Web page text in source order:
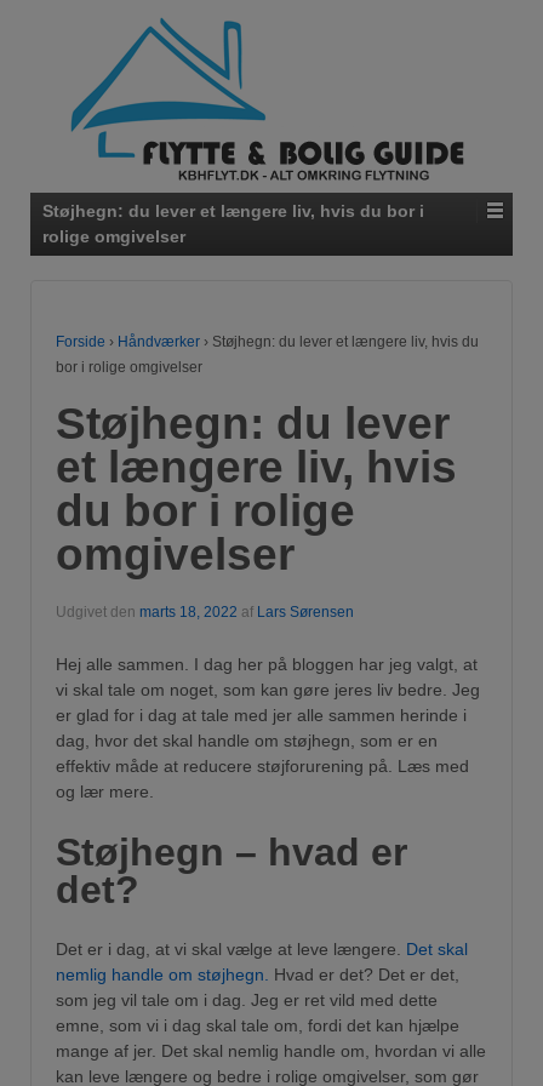
Støjhegn: du lever et længere liv, hvis du bor i
rolige omgivelser
Forside › Håndværker › Støjhegn: du lever et længere liv, hvis du
bor i rolige omgivelser
Støjhegn: du lever
et længere liv, hvis
du bor i rolige
omgivelser
Udgivet den marts 18, 2022 af Lars Sørensen
Hej alle sammen. I dag her på bloggen har jeg valgt, at
vi skal tale om noget, som kan gøre jeres liv bedre. Jeg
er glad for i dag at tale med jer alle sammen herinde i
dag, hvor det skal handle om støjhegn, som er en
effektiv måde at reducere støjforurening på. Læs med
og lær mere.
Støjhegn – hvad er
det?
Det er i dag, at vi skal vælge at leve længere. Det skal
nemlig handle om støjhegn. Hvad er det? Det er det,
som jeg vil tale om i dag. Jeg er ret vild med dette
emne, som vi i dag skal tale om, fordi det kan hjælpe
mange af jer. Det skal nemlig handle om, hvordan vi alle
kan leve længere og bedre i rolige omgivelser, som gør